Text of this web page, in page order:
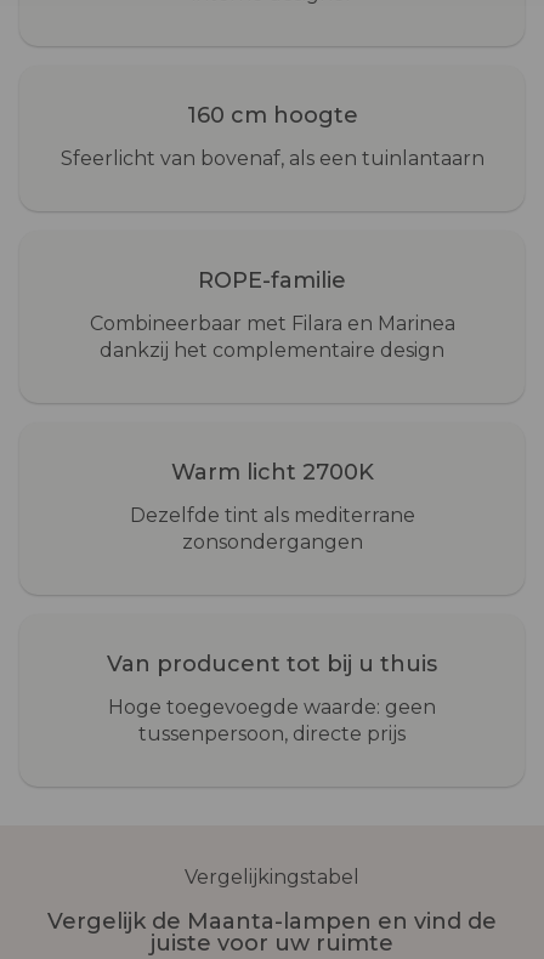
160 cm hoogte
Sfeerlicht van bovenaf, als een tuinlantaarn
ROPE-familie
Combineerbaar met Filara en Marinea
dankzij het complementaire design
Warm licht 2700K
Dezelfde tint als mediterrane
zonsondergangen
Van producent tot bij u thuis
Hoge toegevoegde waarde: geen
tussenpersoon, directe prijs
Vergelijkingstabel
Vergelijk de Maanta-lampen en vind de
juiste voor uw ruimte